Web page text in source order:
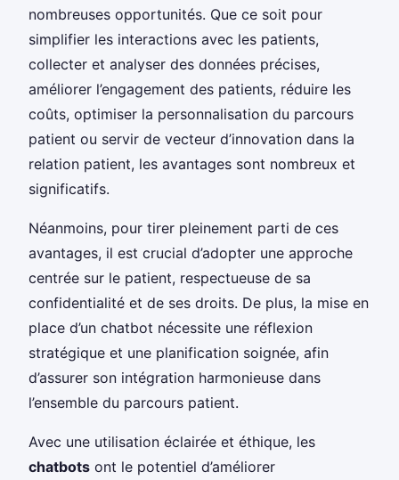
nombreuses opportunités. Que ce soit pour
simplifier les interactions avec les patients,
collecter et analyser des données précises,
améliorer l’engagement des patients, réduire les
coûts, optimiser la personnalisation du parcours
patient ou servir de vecteur d’innovation dans la
relation patient, les avantages sont nombreux et
significatifs.
Néanmoins, pour tirer pleinement parti de ces
avantages, il est crucial d’adopter une approche
centrée sur le patient, respectueuse de sa
confidentialité et de ses droits. De plus, la mise en
place d’un chatbot nécessite une réflexion
stratégique et une planification soignée, afin
d’assurer son intégration harmonieuse dans
l’ensemble du parcours patient.
Avec une utilisation éclairée et éthique, les
chatbots ont le potentiel d’améliorer